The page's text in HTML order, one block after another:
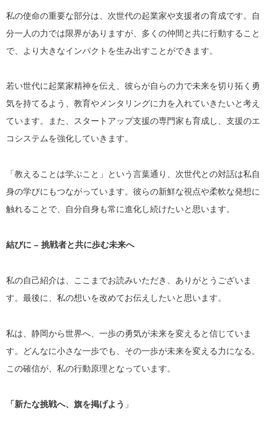
私の使命の重要な部分は、次世代の起業家や支援者の育成です。自
分一人の力では限界がありますが、多くの仲間と共に行動すること
で、より大きなインパクトを生み出すことができます。
若い世代に起業家精神を伝え、彼らが自らの力で未来を切り拓く勇
気を持てるよう、教育やメンタリングに力を入れていきたいと考え
ています。また、スタートアップ支援の専門家も育成し、支援のエ
コシステムを強化していきます。
「教えることは学ぶこと」という言葉通り、次世代との対話は私自
身の学びにもつながっています。彼らの新鮮な視点や柔軟な発想に
触れることで、自分自身も常に進化し続けたいと思います。
結びに – 挑戦者と共に歩む未来へ
私の自己紹介は、ここまでお読みいただき、ありがとうございま
す。最後に、私の想いを改めてお伝えしたいと思います。
私は、静岡から世界へ、一歩の勇気が未来を変えると信じていま
す。どんなに小さな一歩でも、その一歩が未来を変える力になる。
この確信が、私の行動原理となっています。
「新たな挑戦へ、旗を掲げよう 」